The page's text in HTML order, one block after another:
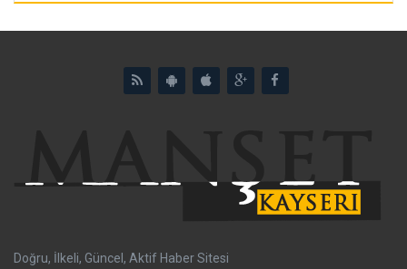
Doğru, İlkeli, Güncel, Aktif Haber Sitesi